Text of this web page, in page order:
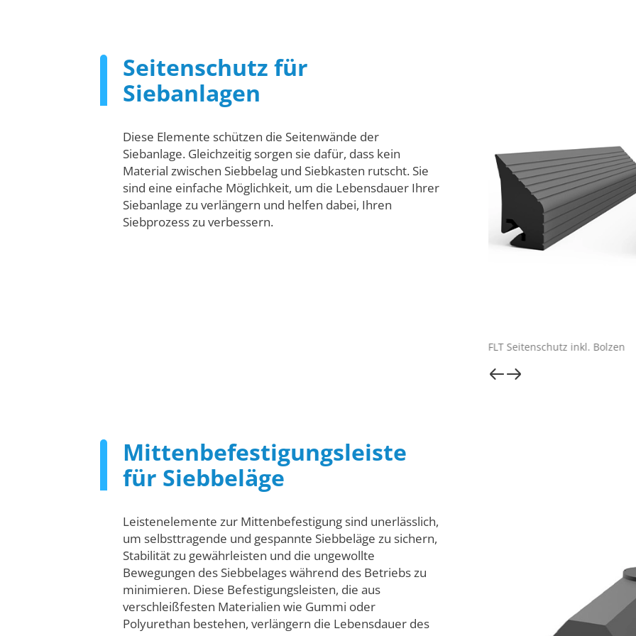
Seitenschutz für
Siebanlagen
Diese Elemente schützen die Seitenwände der
Siebanlage. Gleichzeitig sorgen sie dafür, dass kein
Material zwischen Siebbelag und Siebkasten rutscht. Sie
sind eine einfache Möglichkeit, um die Lebensdauer Ihrer
Siebanlage zu verlängern und helfen dabei, Ihren
Siebprozess zu verbessern.
FLT Seitenschutz inkl. Bolzen
Mittenbefestigungsleiste
für Siebbeläge
Leistenelemente zur Mittenbefestigung sind unerlässlich,
um selbsttragende und gespannte Siebbeläge zu sichern,
Stabilität zu gewährleisten und die ungewollte
Bewegungen des Siebbelages während des Betriebs zu
minimieren. Diese Befestigungsleisten, die aus
verschleißfesten Materialien wie Gummi oder
Polyurethan bestehen, verlängern die Lebensdauer des